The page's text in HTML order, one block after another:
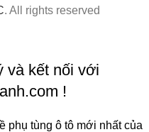
. All rights reserved
và kết nối với
!
phụ tùng ô tô mới nhất của